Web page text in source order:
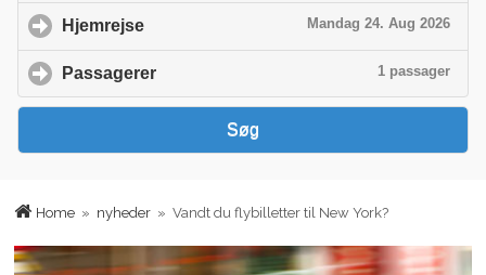
Home » nyheder » Vandt du flybilletter til New York?